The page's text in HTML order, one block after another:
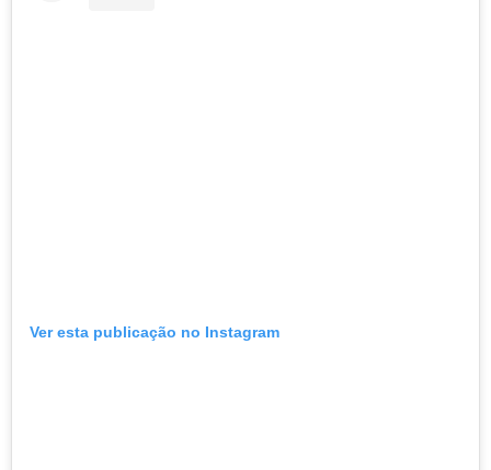
Ver esta publicação no Instagram